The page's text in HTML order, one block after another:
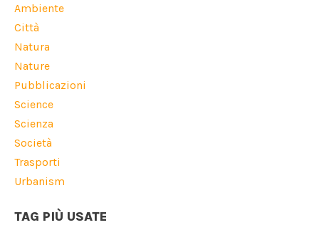
Ambiente
Città
Natura
Nature
Pubblicazioni
Science
Scienza
Società
Trasporti
Urbanism
TAG PIÙ USATE